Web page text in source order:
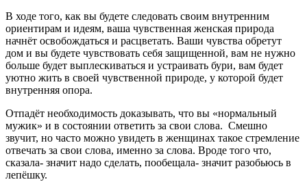
В ходе того, как вы будете следовать своим внутренним
ориентирам и идеям, ваша чувственная женская природа
начнёт освобождаться и расцветать. Ваши чувства обретут
дом и вы будете чувствовать себя защищенной, вам не нужно
больше будет выплескиваться и устраивать бури, вам будет
уютно жить в своей чувственной природе, у которой будет
внутренняя опора.
Отпадёт необходимость доказывать, что вы «нормальный
мужик» и в состоянии ответить за свои слова. Смешно
звучит, но часто можно увидеть в женщинах такое стремление
отвечать за свои слова, именно за слова. Вроде того что,
сказала- значит надо сделать, пообещала- значит разобьюсь в
лепёшку.